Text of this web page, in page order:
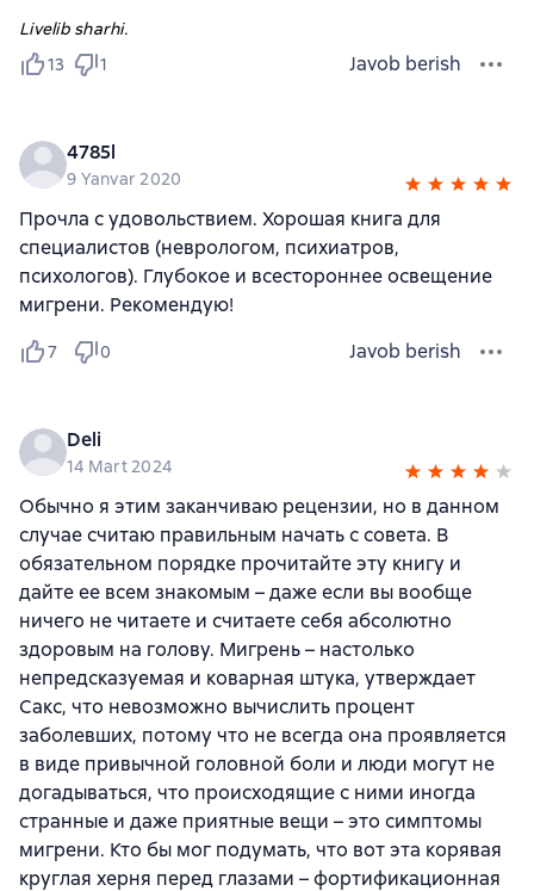
Livelib sharhi.
13
1 Javob berish
4785l
9 Yanvar 2020
Прочла с удовольствием. Хорошая книга для
специалистов (неврологом, психиатров,
психологов). Глубокое и всестороннее освещение
мигрени. Рекомендую!
7 0 Javob berish
Deli
14 Mart 2024
Обычно я этим заканчиваю рецензии, но в данном
случае считаю правильным начать с совета. В
обязательном порядке прочитайте эту книгу и
дайте ее всем знакомым – даже если вы вообще
ничего не читаете и считаете себя абсолютно
здоровым на голову. Мигрень – настолько
непредсказуемая и коварная штука, утверждает
Сакс, что невозможно вычислить процент
заболевших, потому что не всегда она проявляется
в виде привычной головной боли и люди могут не
догадываться, что происходящие с ними иногда
странные и даже приятные вещи – это симптомы
мигрени. Кто бы мог подумать, что вот эта корявая
круглая херня перед глазами – фортификационная